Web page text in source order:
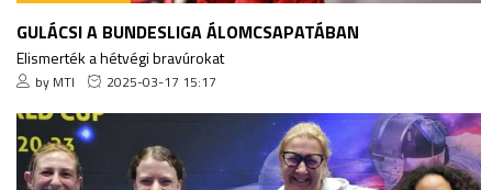
GULÁCSI A BUNDESLIGA ÁLOMCSAPATÁBAN
Elismerték a hétvégi bravúrokat
by MTI 2025-03-17 15:17